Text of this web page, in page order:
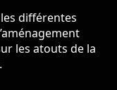
différentes
les atouts de la